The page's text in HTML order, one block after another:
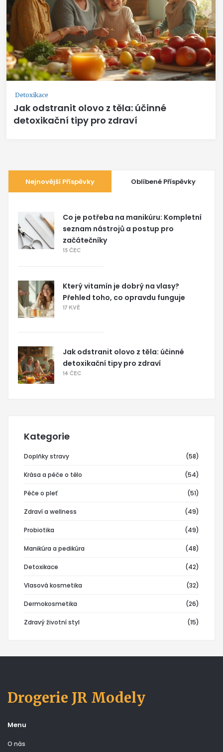
Detoxikace
Jak odstranit olovo z těla: účinné
detoxikační tipy pro zdraví
Nejnovější Příspěvky Oblíbené Příspěvky
Co je potřeba na manikúru: Kompletní
seznam nástrojů a postup pro
začátečníky
15 ČEC
Který vitamín je dobrý na vlasy?
Přehled toho, co opravdu funguje
17 KVĚ
Jak odstranit olovo z těla: účinné
detoxikační tipy pro zdraví
14 ČEC
Kategorie
Doplňky stravy (58)
Krása a péče o tělo (54)
Péče o pleť (51)
Zdraví a wellness (49)
Probiotika (49)
Manikúra a pedikúra (48)
Detoxikace (42)
Vlasová kosmetika (32)
Dermokosmetika (26)
Zdravý životní styl (15)
Drogerie JR Modely
Menu
O nás